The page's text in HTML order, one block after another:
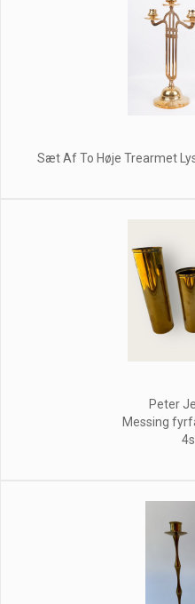
Sæt Af To Høje Trearmet
Peter
Messing